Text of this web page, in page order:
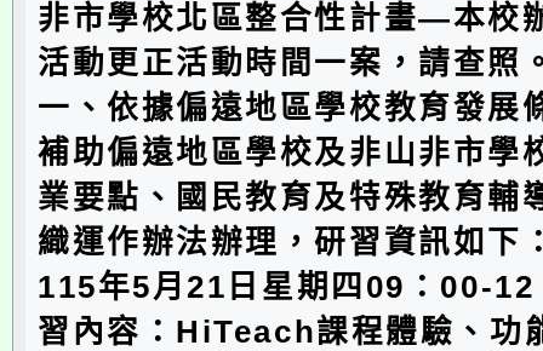
非市學校北區整合性計畫—本校
活動更正活動時間一案，請查照
一、依據偏遠地區學校教育發展
補助偏遠地區學校及非山非市學
業要點、國民教育及特殊教育輔
織運作辦法辦理，研習資訊如下
115年5月21日星期四09：00-
習內容：HiTeach課程體驗、功